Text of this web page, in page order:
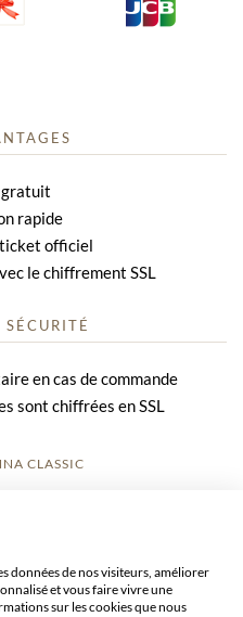
gratuit
rapide
officiel
le chiffrement SSL
en cas de commande
sont chiffrées en SSL
CLASSIC
données de nos visiteurs, améliorer
et vous faire vivre une
sur les cookies que nous